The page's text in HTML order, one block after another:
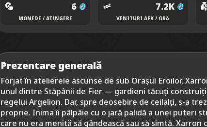
6
MONEDE / ATINGERE
7.2K
VENITURI AFK / ORĂ
Prezentare generală
Forjat în atelierele ascunse de sub Orașul Eroilor,
unul dintre Stăpânii de Fier — gardieni tăcuți
regelui Argelion. Dar, spre deosebire de ceilalți, s-a
proprie. Inima îi pâlpâie cu o jară palidă a unei puteri
care nu era menită să gândească sau să simtă.